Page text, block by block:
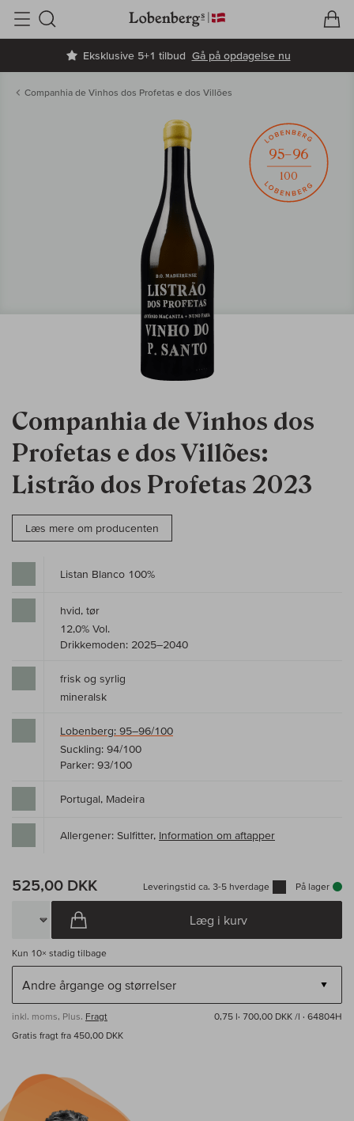
Eksklusive 5+1 tilbud Gå på opdagelse nu
Søg
Companhia de Vinhos dos Profetas e dos Villões
Companhia de Vinhos dos
Profetas e dos Villões:
Listrão dos Profetas 2023
Læs mere om producenten
95–96
100
Listan Blanco 100%
hvid, tør
12,0% Vol.
Drikkemoden: 2025–2040
frisk og syrlig
mineralsk
Lobenberg: 95–96/100
Suckling: 94/100
Parker: 93/100
Portugal, Madeira
Allergener: Sulfitter, Information om aftapper
525,00 DKK Leveringstid ca. 3-5 hverdage På lager
Læg i kurv
Kun 10× stadig tilbage
inkl. moms, Plus. Fragt 0,75 l· 700,00 DKK /l · 64804H
Gratis fragt fra 450,00 DKK